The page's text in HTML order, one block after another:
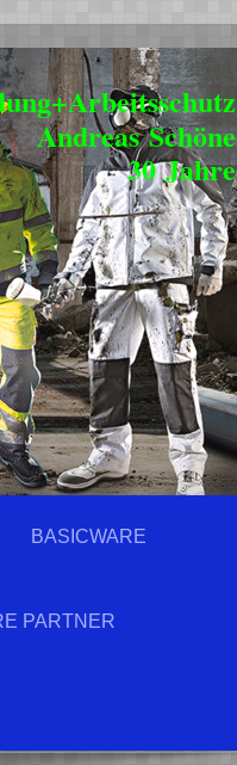
Andreas Schöne
30 Jahre
BASICWARE
PARTNER